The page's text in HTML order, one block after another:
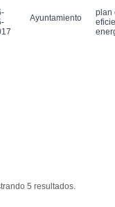
Ayuntamiento
plan
5 resultados.